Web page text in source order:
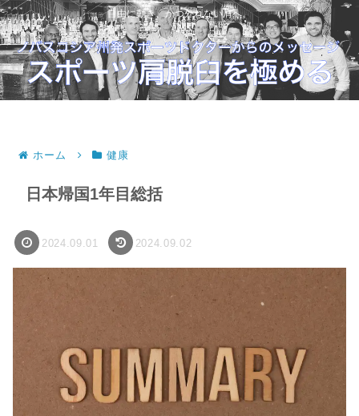
自由に動き、かつ外れない肩へ。
ホーム 健康
日本帰国1年目総括
2024.09.01 2024.09.02